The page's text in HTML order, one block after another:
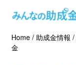
助成金を探す
Home/ 助成金情報 /
金